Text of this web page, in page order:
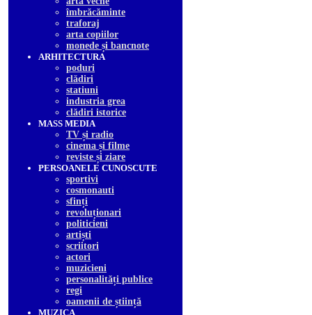
îmbrăcăminte
traforaj
arta copiilor
monede și bancnote
ARHITECTURA
poduri
clădiri
statiuni
industria grea
clădiri istorice
MASS MEDIA
TV și radio
cinema și filme
reviste și ziare
PERSOANELE CUNOSCUTE
sportivi
cosmonauti
sfinți
revoluționari
politicieni
artiști
scriitori
actori
muzicieni
personalități publice
regi
oamenii de știință
MUZICA